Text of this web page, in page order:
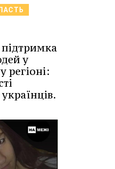
у
регіоні: